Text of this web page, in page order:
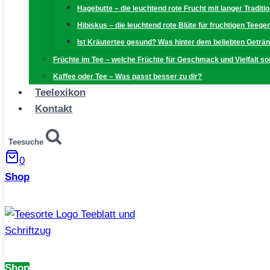
Hagebutte – die leuchtend rote Frucht mit langer
Hibiskus – die leuchtend rote Blüte für fruchtigen
Ist Kräutertee gesund? Was hinter dem beliebten
Früchte im Tee – welche Früchte für Geschmack und Vielfalt
Kaffee oder Tee – Was passt besser zu dir?
Teelexikon
Kontakt
Teesuche
0
Shop